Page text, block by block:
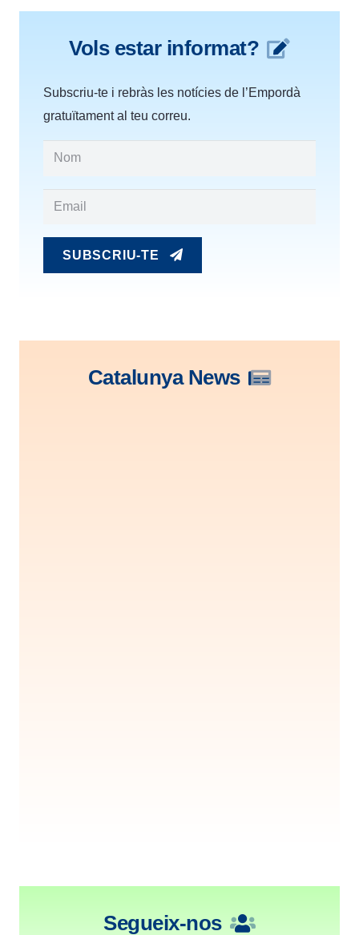
Vols estar informat?
Subscriu-te i rebràs les notícies de l’Empordà
gratuïtament al teu correu.
SUBSCRIU-TE
Catalunya News
Segueix-nos